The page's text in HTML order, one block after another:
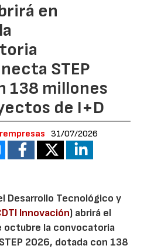
en
STEP
138 millones
de I+D
31/07/2026
Desarrollo Tecnológico y
Innovación) abrirá el
octubre la convocatoria
2026, dotada con 138